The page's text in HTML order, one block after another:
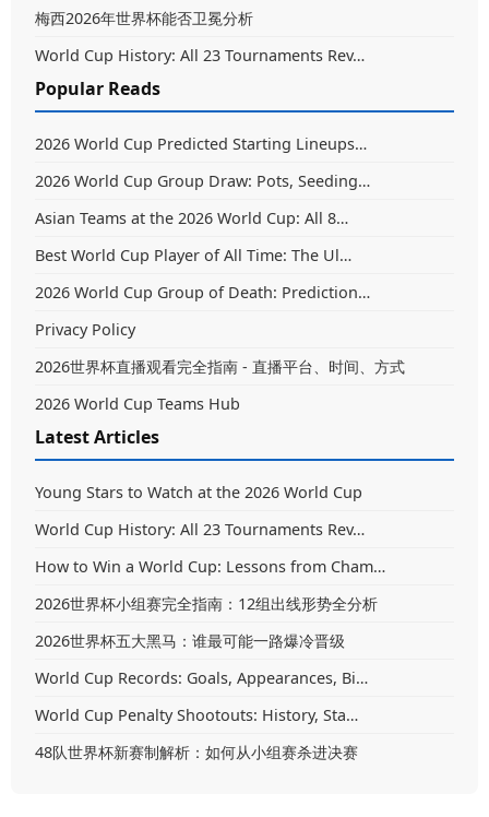
梅西2026年世界杯能否卫冕分析
World Cup History: All 23 Tournaments Rev…
Popular Reads
2026 World Cup Predicted Starting Lineups…
2026 World Cup Group Draw: Pots, Seeding…
Asian Teams at the 2026 World Cup: All 8…
Best World Cup Player of All Time: The Ul…
2026 World Cup Group of Death: Prediction…
Privacy Policy
2026世界杯直播观看完全指南 - 直播平台、时间、方式
2026 World Cup Teams Hub
Latest Articles
Young Stars to Watch at the 2026 World Cup
World Cup History: All 23 Tournaments Rev…
How to Win a World Cup: Lessons from Cham…
2026世界杯小组赛完全指南：12组出线形势全分析
2026世界杯五大黑马：谁最可能一路爆冷晋级
World Cup Records: Goals, Appearances, Bi…
World Cup Penalty Shootouts: History, Sta…
48队世界杯新赛制解析：如何从小组赛杀进决赛